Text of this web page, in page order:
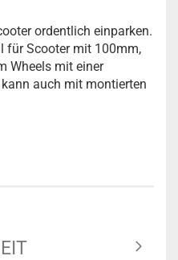
ordentlich einparken.
für Scooter mit 100mm,
Wheels mit einer
auch mit montierten